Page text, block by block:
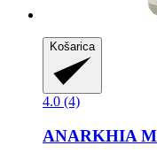
Košarica
4.0 (4)
ANARKHIA